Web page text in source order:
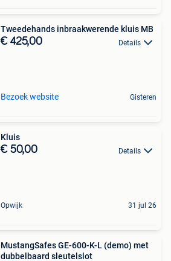
Tweedehands inbraakwerende kluis MB
€ 425,00 Details
Bezoek website Gisteren
Kluis
€ 50,00 Details
Opwijk 31 jul 26
MustangSafes GE-600-K-L (demo) met
dubbelbaard sleutelslot